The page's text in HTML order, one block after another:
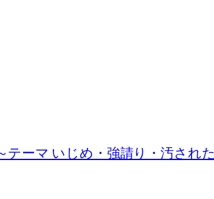
テーマ いじめ・強請り・汚された